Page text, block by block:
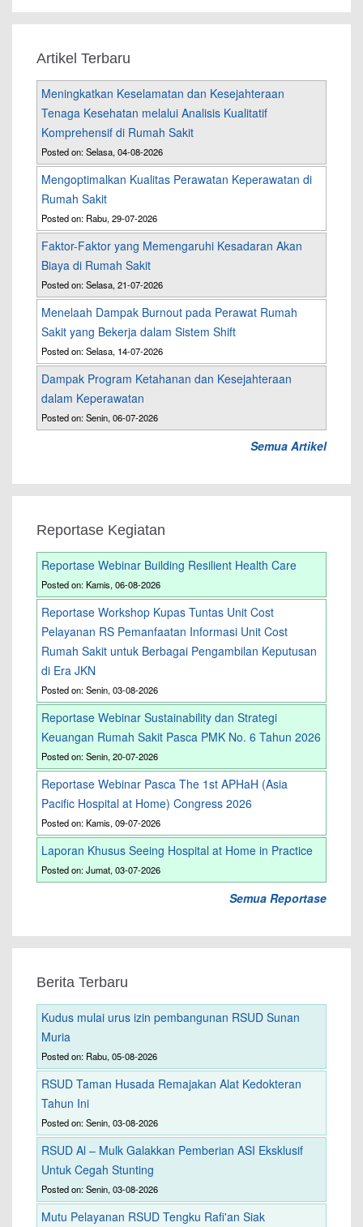
Artikel Terbaru
Meningkatkan Keselamatan dan Kesejahteraan
Tenaga Kesehatan melalui Analisis Kualitatif
Komprehensif di Rumah Sakit
Posted on: Selasa, 04-08-2026
Mengoptimalkan Kualitas Perawatan Keperawatan di
Rumah Sakit
Posted on: Rabu, 29-07-2026
Faktor-Faktor yang Memengaruhi Kesadaran Akan
Biaya di Rumah Sakit
Posted on: Selasa, 21-07-2026
Menelaah Dampak Burnout pada Perawat Rumah
Sakit yang Bekerja dalam Sistem Shift
Posted on: Selasa, 14-07-2026
Dampak Program Ketahanan dan Kesejahteraan
dalam Keperawatan
Posted on: Senin, 06-07-2026
Semua Artikel
Reportase Kegiatan
Reportase Webinar Building Resilient Health Care
Posted on: Kamis, 06-08-2026
Reportase Workshop Kupas Tuntas Unit Cost
Pelayanan RS Pemanfaatan Informasi Unit Cost
Rumah Sakit untuk Berbagai Pengambilan Keputusan
di Era JKN
Posted on: Senin, 03-08-2026
Reportase Webinar Sustainability dan Strategi
Keuangan Rumah Sakit Pasca PMK No. 6 Tahun 2026
Posted on: Senin, 20-07-2026
Reportase Webinar Pasca The 1st APHaH (Asia
Pacific Hospital at Home) Congress 2026
Posted on: Kamis, 09-07-2026
Laporan Khusus Seeing Hospital at Home in Practice
Posted on: Jumat, 03-07-2026
Semua Reportase
Berita Terbaru
Kudus mulai urus izin pembangunan RSUD Sunan
Muria
Posted on: Rabu, 05-08-2026
RSUD Taman Husada Remajakan Alat Kedokteran
Tahun Ini
Posted on: Senin, 03-08-2026
RSUD Al – Mulk Galakkan Pemberian ASI Eksklusif
Untuk Cegah Stunting
Posted on: Senin, 03-08-2026
Mutu Pelayanan RSUD Tengku Rafi'an Siak